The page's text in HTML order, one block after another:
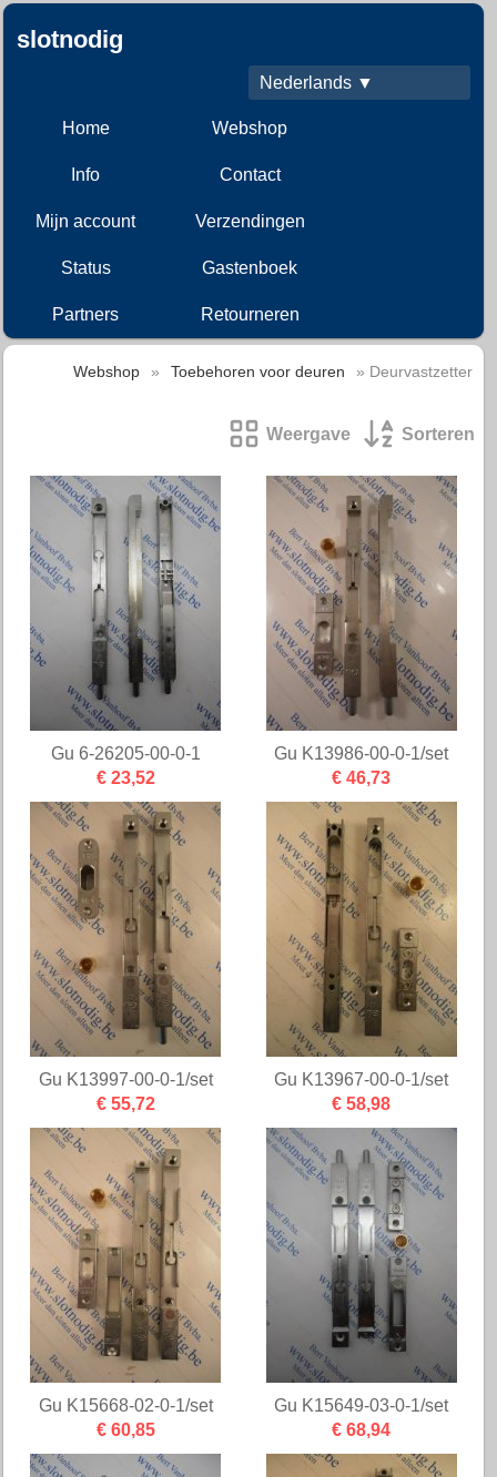
slotnodig
Nederlands ▼
Home Webshop
Info Contact
Mijn account Verzendingen
Status Gastenboek
Partners Retourneren
Webshop » Toebehoren voor deuren » Deurvastzetter
Weergave Sorteren
Gu 6-26205-00-0-1
€ 23,52
Gu K13986-00-0-1/set
€ 46,73
Gu K13997-00-0-1/set
€ 55,72
Gu K13967-00-0-1/set
€ 58,98
Gu K15668-02-0-1/set
€ 60,85
Gu K15649-03-0-1/set
€ 68,94